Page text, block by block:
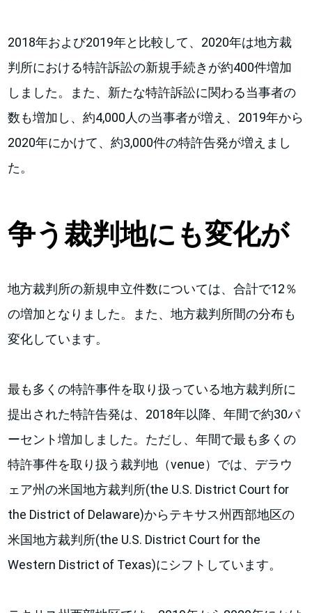
2018年および2019年と比較して、2020年は地方裁
判所における特許訴訟の新規手続きが約400件増加
しました。また、新たな特許訴訟に関わる当事者の
数も増加し、約4,000人の当事者が増え、2019年から
2020年にかけて、約3,000件の特許告発が増えまし
た。
争う裁判地にも変化が
地方裁判所の新規申立件数については、合計で12％
の増加となりました。また、地方裁判所間の分布も
変化しています。
最も多くの特許事件を取り扱っている地方裁判所に
提出された特許告発は、2018年以降、年間で約30パ
ーセント増加しました。ただし、年間で最も多くの
特許事件を取り扱う裁判地（venue）では、デラウ
ェア州の米国地方裁判所(the U.S. District Court for
the District of Delaware)からテキサス州西部地区の
米国地方裁判所(the U.S. District Court for the
Western District of Texas)にシフトしています。